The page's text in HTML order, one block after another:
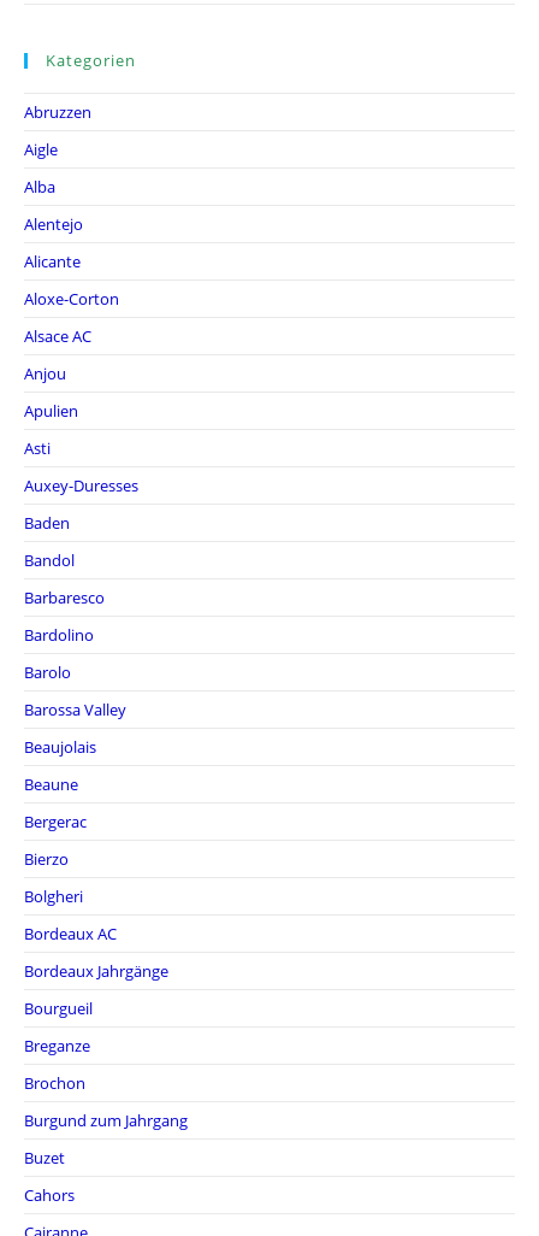
Kategorien
Abruzzen
Aigle
Alba
Alentejo
Alicante
Aloxe-Corton
Alsace AC
Anjou
Apulien
Asti
Auxey-Duresses
Baden
Bandol
Barbaresco
Bardolino
Barolo
Barossa Valley
Beaujolais
Beaune
Bergerac
Bierzo
Bolgheri
Bordeaux AC
Bordeaux Jahrgänge
Bourgueil
Breganze
Brochon
Burgund zum Jahrgang
Buzet
Cahors